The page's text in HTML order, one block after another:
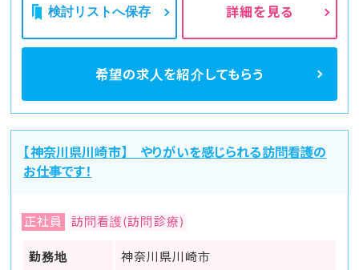
検討リストへ保存 詳細を見る
希望の求人を紹介してもらう
【神奈川県川崎市】 やりがいを感じられる訪問看護の
お仕事です！
正社員 訪問看護(訪問診療)
勤務地 神奈川県川崎市